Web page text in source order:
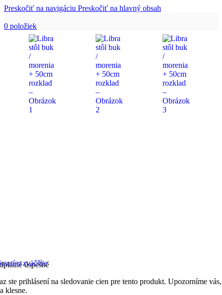
Preskočiť na navigáciu Preskočiť na hlavný obsah
0 položiek
zväčšíte
úspešné
ste prihlásení na sledovanie cien pre tento produkt. Upozorníme
klesne.